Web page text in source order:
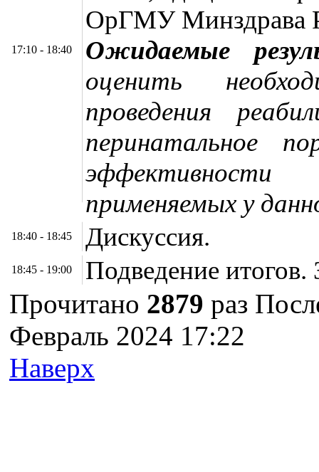
17:10 - 18:40
ОрГМУ Минздрава
Ожидаемые
оценить
проведения
перинатальное
применяемых у
18:40 - 18:45 Дискуссия.
18:45 - 19:00 Подведение
Прочитано 2879 раз
Февраль 2024 17:22
Наверх